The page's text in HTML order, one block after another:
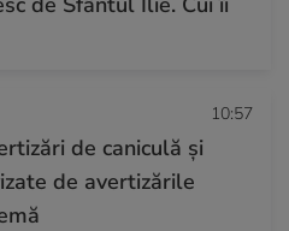
10:57
de caniculă și
de avertizările